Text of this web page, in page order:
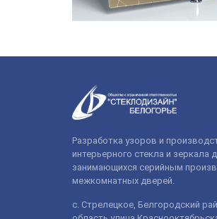
Разработка узоров и
интерьерного стекла и зеркала
занимающихся серийным
межкомнатных дверей.
с. Стрелецкое, Белгородский